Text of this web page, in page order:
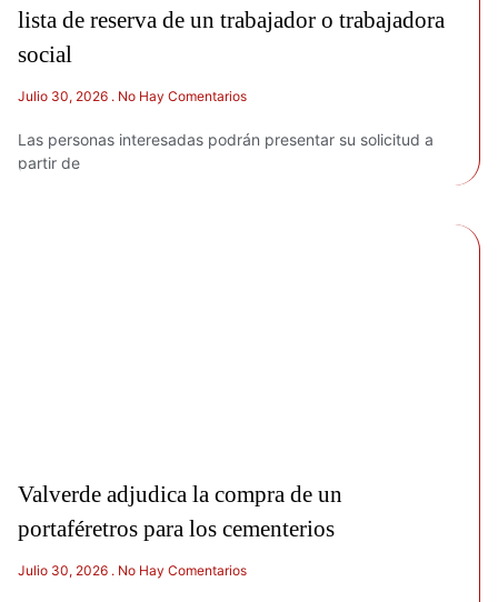
lista de reserva de un trabajador o trabajadora
social
Julio 30, 2026 No Hay Comentarios
Las personas interesadas podrán presentar su solicitud a
partir de
Valverde adjudica la compra de un
portaféretros para los cementerios
Julio 30, 2026 No Hay Comentarios